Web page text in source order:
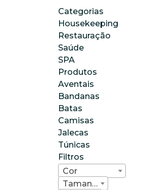
Categorias
Housekeeping
Restauração
Saúde
SPA
Produtos
Aventais
Bandanas
Batas
Camisas
Jalecas
Túnicas
Filtros
Cor
Tamanho